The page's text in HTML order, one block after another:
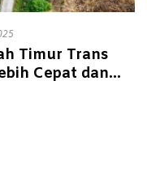
Timur Trans
Cepat dan